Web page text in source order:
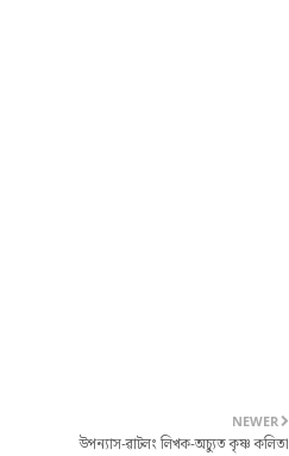
NEWER
উপন্যাস-ৱাটলং লিখক-অচ্যুত কৃষ্ণ কলিতা